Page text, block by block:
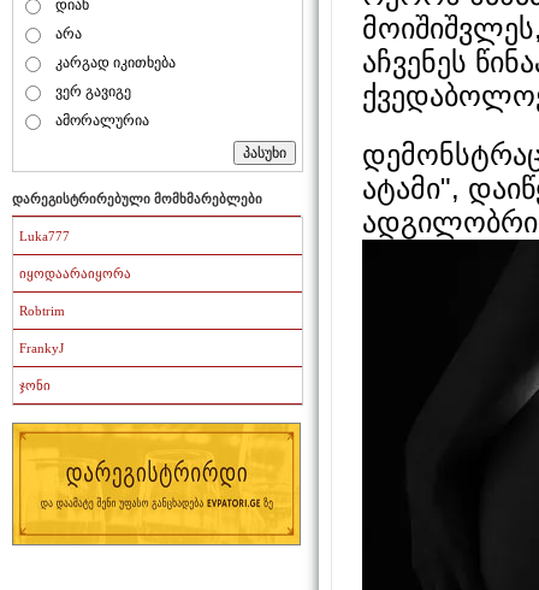
დიახ
არა
კარგად იკითხება
ვერ გავიგე
ამორალურია
დარეგისტრირებული მომხმარებლები
Luka777
იყოდაარაიყორა
Robtrim
FrankyJ
ჯონი
აჩვენეს
ატამი",